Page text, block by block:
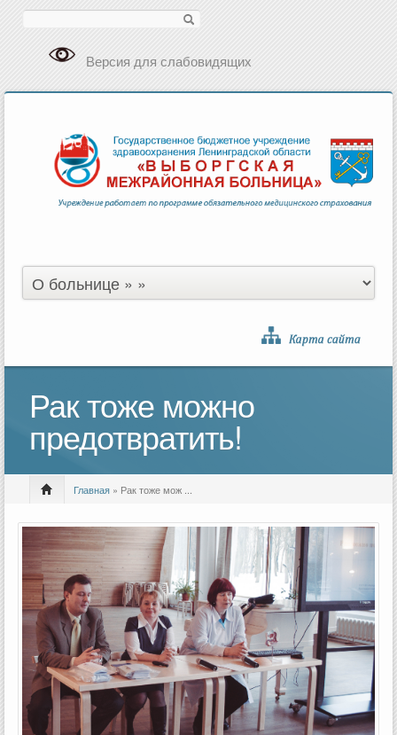
Версия для слабовидящих
Рак тоже можно
предотвратить!
Главная » Рак тоже мож ...